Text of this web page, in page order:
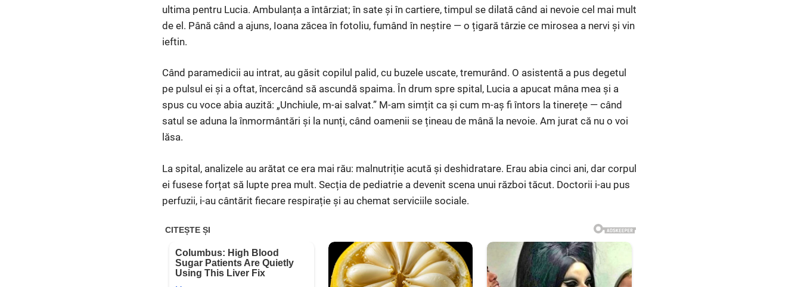
ultima pentru Lucia. Ambulanța a întârziat; în sate și în cartiere, timpul se dilată când ai nevoie cel mai mult
de el. Până când a ajuns, Ioana zăcea în fotoliu, fumând în neștire — o țigară târzie ce mirosea a nervi și vin
ieftin.
Când paramedicii au intrat, au găsit copilul palid, cu buzele uscate, tremurând. O asistentă a pus degetul
pe pulsul ei și a oftat, încercând să ascundă spaima. În drum spre spital, Lucia a apucat mâna mea și a
spus cu voce abia auzită: „Unchiule, m-ai salvat.” M-am simțit ca și cum m-aș fi întors la tinerețe — când
satul se aduna la înmormântări și la nunți, când oamenii se țineau de mână la nevoie. Am jurat că nu o voi
lăsa.
La spital, analizele au arătat ce era mai rău: malnutriție acută și deshidratare. Erau abia cinci ani, dar corpul
ei fusese forțat să lupte prea mult. Secția de pediatrie a devenit scena unui război tăcut. Doctorii i-au pus
perfuzii, i-au cântărit fiecare respirație și au chemat serviciile sociale.